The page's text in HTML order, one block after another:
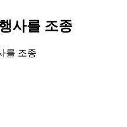
사를 조종
를 조종